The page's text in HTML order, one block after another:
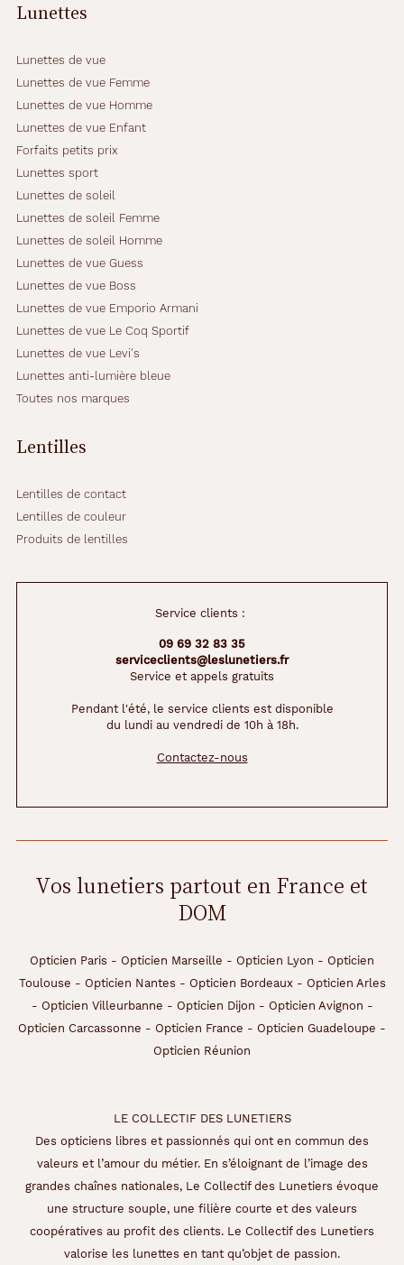
Lunettes
Lunettes de vue
Lunettes de vue Femme
Lunettes de vue Homme
Lunettes de vue Enfant
Forfaits petits prix
Lunettes sport
Lunettes de soleil
Lunettes de soleil Femme
Lunettes de soleil Homme
Lunettes de vue Guess
Lunettes de vue Boss
Lunettes de vue Emporio Armani
Lunettes de vue Le Coq Sportif
Lunettes de vue Levi's
Lunettes anti-lumière bleue
Toutes nos marques
Lentilles
Lentilles de contact
Lentilles de couleur
Produits de lentilles
Service clients :
09 69 32 83 35
serviceclients@leslunetiers.fr
Service et appels gratuits
Pendant l'été, le service clients est disponible
du lundi au vendredi de 10h à 18h.
Contactez-nous
Vos lunetiers partout en France et
DOM
Opticien Paris - Opticien Marseille - Opticien Lyon - Opticien
Toulouse - Opticien Nantes - Opticien Bordeaux- Opticien Arles
- Opticien Villeurbanne - Opticien Dijon - Opticien Avignon -
Opticien Carcassonne - Opticien France - Opticien Guadeloupe -
Opticien Réunion
LE COLLECTIF DES LUNETIERS
Des opticiens libres et passionnés qui ont en commun des
valeurs et l’amour du métier. En s’éloignant de l’image des
grandes chaînes nationales, Le Collectif des Lunetiers évoque
une structure souple, une filière courte et des valeurs
coopératives au profit des clients. Le Collectif des Lunetiers
valorise les lunettes en tant qu’objet de passion.